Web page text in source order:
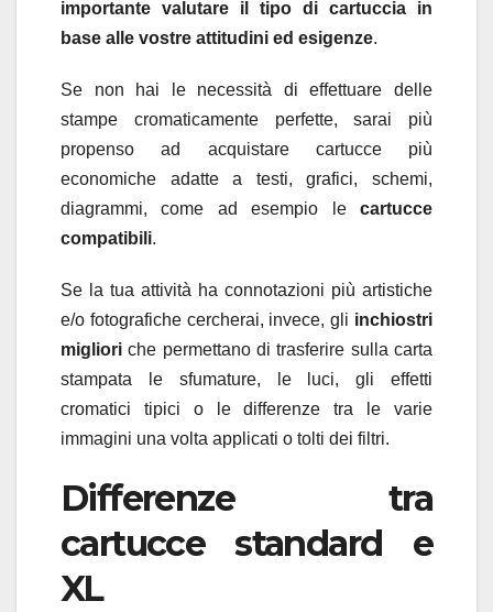
importante valutare il tipo di cartuccia in
base alle vostre attitudini ed esigenze.
Se non hai le necessità di effettuare delle
stampe cromaticamente perfette, sarai più
propenso ad acquistare cartucce più
economiche adatte a testi, grafici, schemi,
diagrammi, come ad esempio le cartucce
compatibili.
Se la tua attività ha connotazioni più artistiche
e/o fotografiche cercherai, invece, gli inchiostri
migliori che permettano di trasferire sulla carta
stampata le sfumature, le luci, gli effetti
cromatici tipici o le differenze tra le varie
immagini una volta applicati o tolti dei filtri.
Differenze tra
cartucce standard e
XL